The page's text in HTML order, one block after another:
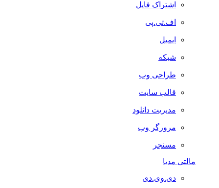
اشتراک فایل
اف.تی.پی
ایمیل
شبکه
طراحی وب
قالب سایت
مدیریت دانلود
مرورگر وب
مسنجر
مالتی مدیا
دی.وی.دی